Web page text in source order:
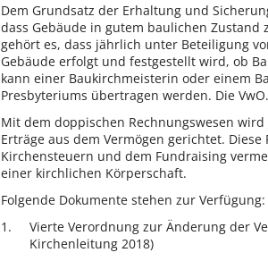
Dem Grundsatz der Erhaltung und
dass Gebäude in gutem baulichen
gehört es, dass jährlich unter Beteiligung
Gebäude erfolgt und festgestellt wird, ob
kann einer Baukirchmeisterin oder einem
Presbyteriums übertragen werden. Die
Mit dem doppischen Rechnungswesen
Erträge aus dem Vermögen gerichtet.
Kirchensteuern und dem Fundraising
einer kirchlichen Körperschaft.
Folgende Dokumente stehen zur Verfügung:
Vierte Verordnung zur Änderung der
Kirchenleitung 2018)